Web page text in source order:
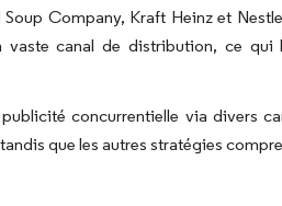
Company, Kraft Heinz et
canal de distribution, ce qui
concurrentielle via divers
que les autres stratégies